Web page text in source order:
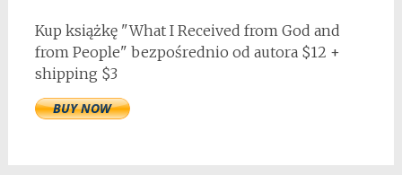
Kup książkę "What I Received from God and
from People" bezpośrednio od autora $12 +
shipping $3